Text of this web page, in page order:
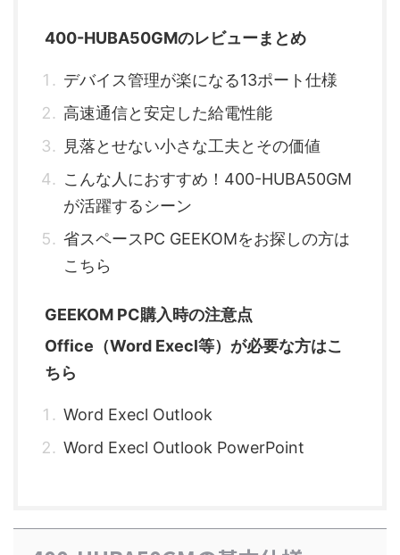
400-HUBA50GMのレビューまとめ
デバイス管理が楽になる13ポート仕様
高速通信と安定した給電性能
見落とせない小さな工夫とその価値
こんな人におすすめ！400-HUBA50GM
が活躍するシーン
省スペースPC GEEKOMをお探しの方は
こちら
GEEKOM PC購入時の注意点
Office（Word Execl等）が必要な方はこ
ちら
Word Execl Outlook
Word Execl Outlook PowerPoint